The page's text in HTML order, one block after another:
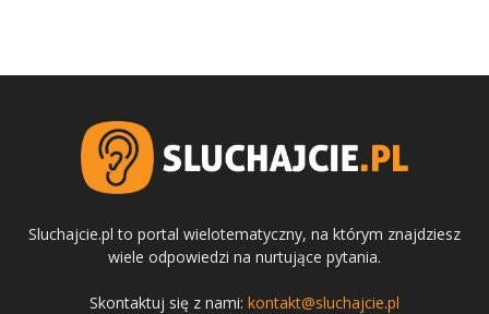
Sluchajcie.pl to portal wielotematyczny, na którym znajdziesz
wiele odpowiedzi na nurtujące pytania.
Skontaktuj się z nami: kontakt@sluchajcie.pl